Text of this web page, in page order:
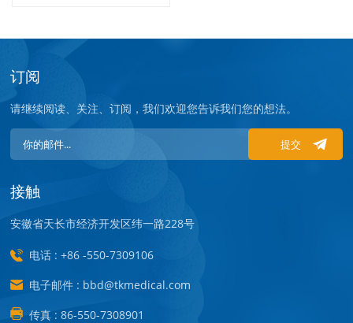
订阅
请继续阅读、关注、订阅，我们欢迎您告诉我们您的想法。
提交
接触
安徽省天长市经济开发区纬一路228号
电话 : +86 -550-7309106
电子邮件 : bbd@tkmedical.com
传真 : 86-550-7308901